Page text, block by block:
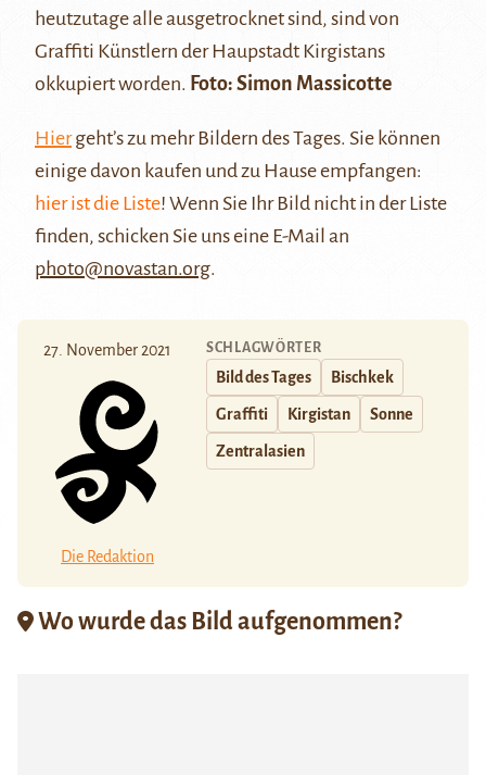
heutzutage alle ausgetrocknet sind, sind von
Graffiti Künstlern der Haupstadt Kirgistans
okkupiert worden. Foto: Simon Massicotte
Hiergeht’s zu mehr Bildern des Tages. Sie können
einige davon kaufen und zu Hause empfangen:
hier ist die Liste! Wenn Sie Ihr Bild nicht in der Liste
finden, schicken Sie uns eine E-Mail an
photo@novastan.org.
27. November 2021
Die Redaktion
SCHLAGWÖRTER
Bild des Tages Bischkek
Graffiti Kirgistan Sonne
Zentralasien
Wo wurde das Bild aufgenommen?